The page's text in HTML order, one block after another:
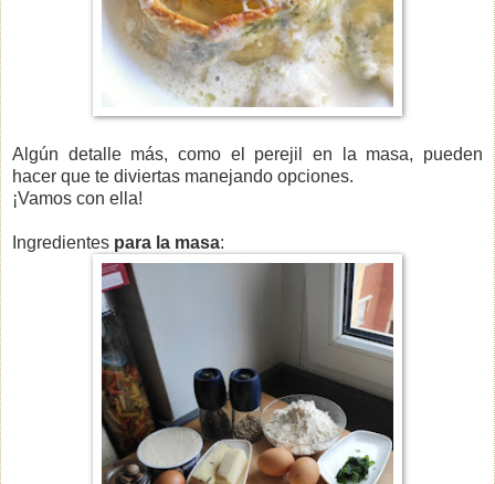
Algún detalle más, como el perejil en la masa, pueden
hacer que te diviertas manejando opciones.
¡Vamos con ella!
Ingredientes para la masa: